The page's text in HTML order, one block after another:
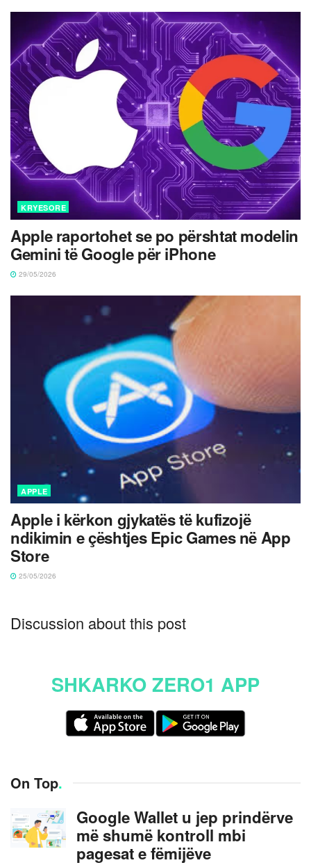
KRYESORE
Apple raportohet se po përshtat modelin
Gemini të Google për iPhone
29/05/2026
APPLE
Apple i kërkon gjykatës të kufizojë
ndikimin e çështjes Epic Games në App
Store
25/05/2026
Discussion about this post
SHKARKO ZERO1 APP
On Top.
Google Wallet u jep prindërve
më shumë kontroll mbi
pagesat e fëmijëve